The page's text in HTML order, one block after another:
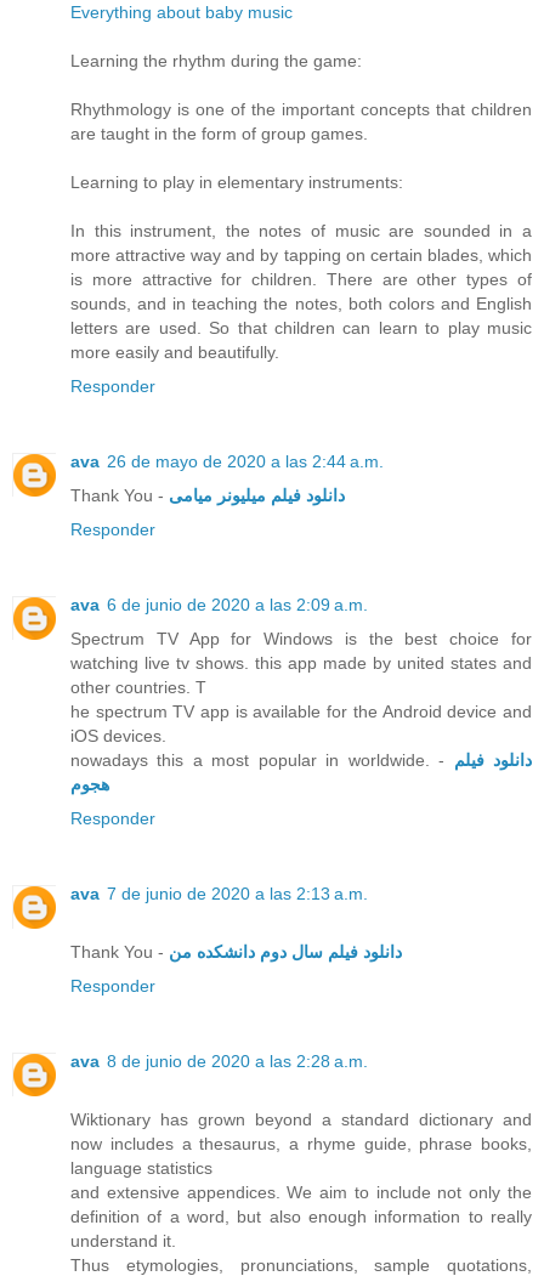
Everything about baby music
Learning the rhythm during the game:
Rhythmology is one of the important concepts that children
are taught in the form of group games.
Learning to play in elementary instruments:
In this instrument, the notes of music are sounded in a
more attractive way and by tapping on certain blades, which
is more attractive for children. There are other types of
sounds, and in teaching the notes, both colors and English
letters are used. So that children can learn to play music
more easily and beautifully.
Responder
ava 26 de mayo de 2020 a las 2:44 a.m.
Thank You - دانلود فیلم میلیونر میامی
Responder
ava 6 de junio de 2020 a las 2:09 a.m.
Spectrum TV App for Windows is the best choice for
watching live tv shows. this app made by united states and
other countries. T
he spectrum TV app is available for the Android device and
iOS devices.
nowadays this a most popular in worldwide. - دانلود فیلم
هجوم
Responder
ava 7 de junio de 2020 a las 2:13 a.m.
Thank You - دانلود فیلم سال دوم دانشکده من
Responder
ava 8 de junio de 2020 a las 2:28 a.m.
Wiktionary has grown beyond a standard dictionary and
now includes a thesaurus, a rhyme guide, phrase books,
language statistics
and extensive appendices. We aim to include not only the
definition of a word, but also enough information to really
understand it.
Thus etymologies, pronunciations, sample quotations,